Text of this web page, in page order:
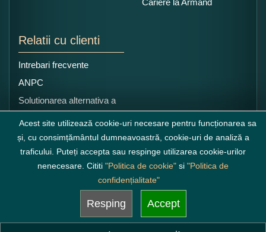
Relatii cu clienti
Intrebari frecvente
ANPC
Solutionarea alternativa a
litigiilor
Acest site utilizează cookie-uri necesare pentru funcționarea sa
și, cu consimțământul dumneavoastră, cookie-uri de analiză a
traficului. Puteți accepta sau respinge utilizarea cookie-urilor
nenecesare. Cititi "Politica de cookie" si "Politica de
confidențialitate"
Resping Accept